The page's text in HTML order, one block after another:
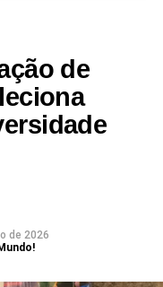
de
de 2026